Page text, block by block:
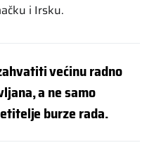
i Irsku.
većinu radno
a ne samo
burze rada.